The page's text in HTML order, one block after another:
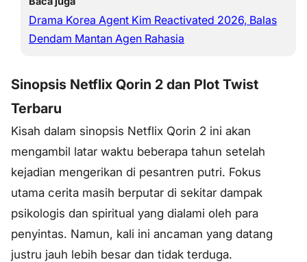
Drama Korea Agent Kim Reactivated 2026, Balas
Dendam Mantan Agen Rahasia
Sinopsis Netflix Qorin 2 dan Plot Twist
Terbaru
Kisah dalam sinopsis Netflix Qorin 2 ini akan
mengambil latar waktu beberapa tahun setelah
kejadian mengerikan di pesantren putri. Fokus
utama cerita masih berputar di sekitar dampak
psikologis dan spiritual yang dialami oleh para
penyintas. Namun, kali ini ancaman yang datang
justru jauh lebih besar dan tidak terduga.